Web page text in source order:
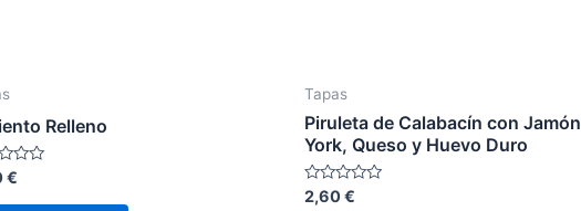
Relleno
€
Tapas
Piruleta de Calabacín con Jamón
York, Queso y Huevo Duro
Rated
2,60€